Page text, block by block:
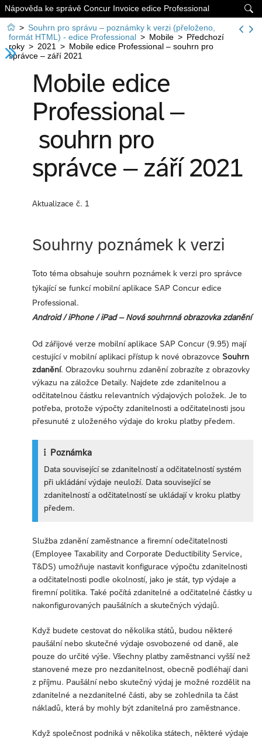

Nápověda ke správě Concur Invoice edice Professional
 > Souhrn pro správu – poznámky k verzi (přeloženo,
formát HTML) - edice Professional > Mobile > Předchozí
roky > 2021 > Mobile edice Professional – souhrn pro
správce – září 2021
Mobile edice
Professional –
souhrn pro
správce – září 2021
Aktualizace č. 1
Souhrny poznámek k verzi
Toto téma obsahuje souhrn poznámek k verzi pro správce
týkající se funkcí mobilní aplikace SAP Concur edice
Professional.
Android / iPhone / iPad – Nová souhrnná obrazovka zdanění
Od zářijové verze mobilní aplikace SAP Concur (9.95) mají
cestující v mobilní aplikaci přístup k nové obrazovce Souhrn
zdanění. Obrazovku souhrnu zdanění zobrazíte z obrazovky
výkazu na záložce Detaily. Najdete zde zdanitelnou a
odčitatelnou částku relevantních výdajových položek. Je to
potřeba, protože výpočty zdanitelnosti a odčitatelnosti jsou
přesunuté z uloženého výdaje do kroku platby předem.
Poznámka
Data související se zdanitelností a odčitatelností systém
při ukládání výdaje neuloží. Data související se
zdanitelností a odčitatelností se ukládají v kroku platby
předem.
Služba zdanění zaměstnance a firemní odečitatelnosti
(Employee Taxability and Corporate Deductibility Service,
T&DS) umožňuje nastavit konfigurace výpočtu zdanitelnosti
a odčitatelnosti podle okolností, jako je stát, typ výdaje a
firemní politika. Také počítá zdanitelné a odčitatelné částky u
nakonfigurovaných paušálních a skutečných výdajů.
Když budete cestovat do několika států, budou některé
paušální nebo skutečné výdaje osvobozené od daně, ale
pouze do určité výše. Všechny platby zaměstnanci vyšší než
stanovené meze pro nezdanitelnost, obecně podléhají dani
z příjmu. Paušální nebo skutečný výdaj je možné rozdělit na
zdanitelné a nezdanitelné části, aby se zohlednila ta část
nákladů, která by mohly být zdanitelná pro zaměstnance.
Když společnost podniká v několika státech, některé výdaje